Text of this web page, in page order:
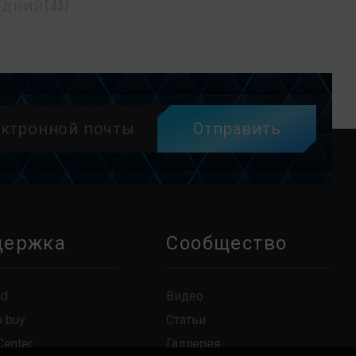
Отправить
buy
Сообщество
Видео
Статьи
Галлерея